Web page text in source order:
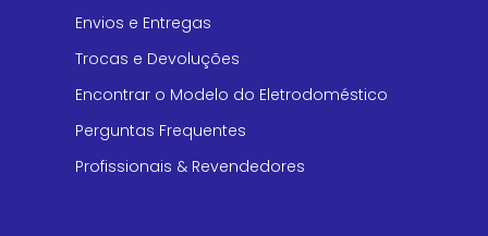
Envios e Entregas
Trocas e Devoluções
Encontrar o Modelo do Eletrodoméstico
Perguntas Frequentes
Profissionais & Revendedores